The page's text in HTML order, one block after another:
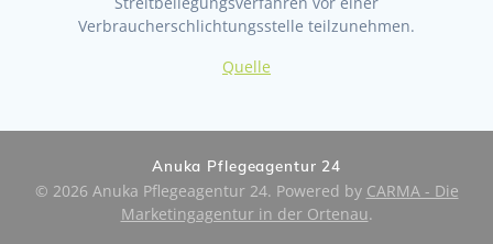
Verbraucherschlichtungsstelle teilzunehmen.
Quelle
Anuka Pflegeagentur 24
© 2026 Anuka Pflegeagentur 24. Powered by CARMA - Die
Marketingagentur in der Ortenau.